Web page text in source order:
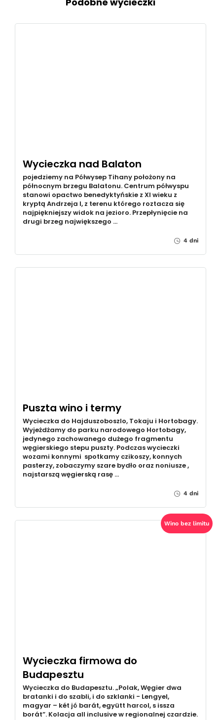
Wycieczka nad Balaton
pojedziemy na Półwysep Tihany położony na
północnym brzegu Balatonu. Centrum półwyspu
stanowi opactwo benedyktyńskie z XI wieku z
kryptą Andrzeja I, z terenu którego roztacza się
najpiękniejszy widok na jezioro. Przepłynięcie na
drugi brzeg największego …
4 dni
Puszta wino i termy
Wycieczka do Hajduszoboszlo, Tokaju i Hortobagy.
Wyjeżdżamy do parku narodowego Hortobagy,
jedynego zachowanego dużego fragmentu
węgierskiego stepu puszty. Podczas wycieczki
wozami konnymi spotkamy czikoszy, konnych
pasterzy, zobaczymy szare bydło oraz noniusze ,
najstarszą węgierską rasę …
4 dni
Wino bez limitu
Wycieczka firmowa do
Budapesztu
Wycieczka do Budapesztu. „Polak, Węgier dwa
bratanki i do szabli, i do szklanki - Lengyel,
magyar – két jó barát, együtt harcol, s issza
borát”. Kolacja all inclusive w regionalnej czardzie.